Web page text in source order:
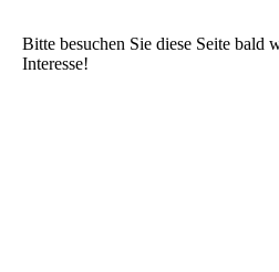
Bitte besuchen Sie diese Seite bald
Interesse!